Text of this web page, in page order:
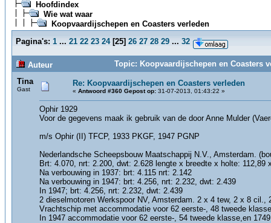
Hoofdindex
Wie wat waar
Koopvaardijschepen en Coasters verleden
Pagina's: 1 ... 21 22 23 24[25] 26 27 28 29 ... 32
Auteur
Topic: Koopvaardijschepen en Coasters
Tina
Gast
Re: Koopvaardijschepen en Coasters verleden
« Antwoord #360 Gepost op: 31-07-2013, 01:43:22 »
Ophir 1929
Voor de gegevens maak ik gebruik van de door Anne Mulder
m/s Ophir (II) TFCP, 1933 PKGF, 1947 PGNP
Nederlandsche Scheepsbouw Maatschappij N.V., Amsterdam.
Brt: 4.070, nrt: 2.200, dwt: 2.628 lengte x breedte x holte: 112,89
Na verbouwing in 1937: brt: 4.115 nrt: 2.142
Na verbouwing in 1947: brt: 4.256, nrt: 2.232, dwt: 2.439
In 1947; brt: 4.256, nrt: 2.232, dwt: 2.439
2 dieselmotoren Werkspoor NV, Amsterdam. 2 x 4 tew, 2 x 8 cil.,
Vrachtschip met accommodatie voor 62 eerste-, 48 tweede
In 1947 accommodatie voor 62 eerste-, 54 tweede klasse,en